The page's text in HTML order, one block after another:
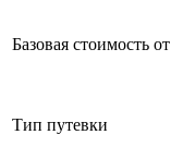
Базовая стоимость от
Тип путевки